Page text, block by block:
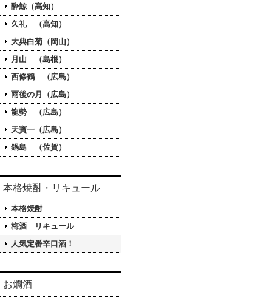
酔鯨（高知）
久礼 （高知）
大典白菊（岡山）
月山 （島根）
西條鶴 （広島）
雨後の月（広島）
龍勢 （広島）
天寶一（広島）
鍋島 （佐賀）
本格焼酎・リキュール
本格焼酎
梅酒 リキュール
人気定番辛口酒！
お燗酒